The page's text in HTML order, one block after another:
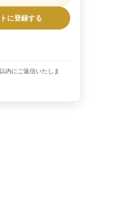
に登録する
内にご返信いたしま